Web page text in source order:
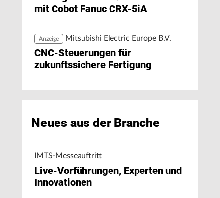
mit Cobot Fanuc CRX-5iA
Anzeige Mitsubishi Electric Europe B.V.
CNC-Steuerungen für
zukunftssichere Fertigung
Neues aus der Branche
IMTS-Messeauftritt
Live-Vorführungen, Experten und
Innovationen